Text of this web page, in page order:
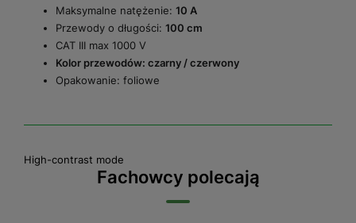
Maksymalne natężenie: 10 A
Przewody o długości: 100 cm
CAT III max 1000 V
Kolor przewodów: czarny / czerwony
Opakowanie: foliowe
High-contrast mode
Fachowcy polecają